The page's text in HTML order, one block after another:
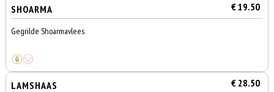
SHOARMA € 19.50
Gegrilde Shoarmavlees
LAMSHAAS € 28.50